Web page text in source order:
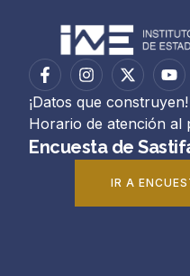
¡Datos que construyen!
Horario de atención al
Encuesta de
IR A